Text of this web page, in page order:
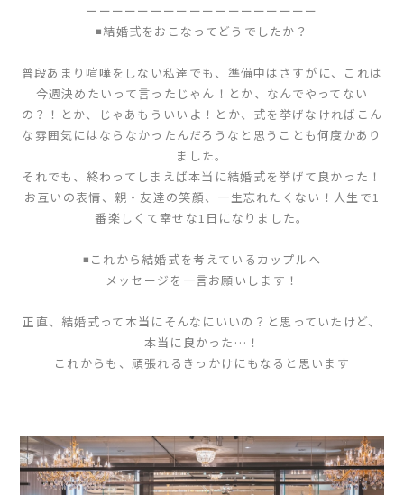
ーーーーーーーーーーーーーーーーーー
◾️結婚式をおこなってどうでしたか？
普段あまり喧嘩をしない私達でも、準備中はさすがに、これは
今週決めたいって言ったじゃん！とか、なんでやってない
の？！とか、じゃあもういいよ！とか、式を挙げなければこん
な雰囲気にはならなかったんだろうなと思うことも何度かあり
ました。
それでも、終わってしまえば本当に結婚式を挙げて良かった！
お互いの表情、親・友達の笑顔、一生忘れたくない！人生で1
番楽しくて幸せな1日になりました。
◾️これから結婚式を考えているカップルへ
メッセージを一言お願いします！
正直、結婚式って本当にそんなにいいの？と思っていたけど、
本当に良かった…！
これからも、頑張れるきっかけにもなると思います